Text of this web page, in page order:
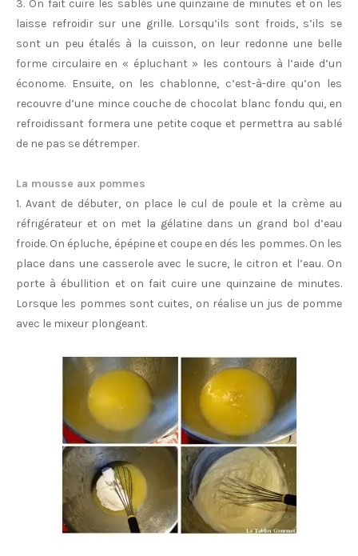
3. On fait cuire les sablés une quinzaine de minutes et on les
laisse refroidir sur une grille. Lorsqu’ils sont froids, s’ils se
sont un peu étalés à la cuisson, on leur redonne une belle
forme circulaire en « épluchant » les contours à l’aide d’un
économe. Ensuite, on les chablonne, c’est-à-dire qu’on les
recouvre d’une mince couche de chocolat blanc fondu qui, en
refroidissant formera une petite coque et permettra au sablé
de ne pas se détremper.
La mousse aux pommes
1. Avant de débuter, on place le cul de poule et la crème au
réfrigérateur et on met la gélatine dans un grand bol d’eau
froide. On épluche, épépine et coupe en dés les pommes. On les
place dans une casserole avec le sucre, le citron et l’eau. On
porte à ébullition et on fait cuire une quinzaine de minutes.
Lorsque les pommes sont cuites, on réalise un jus de pomme
avec le mixeur plongeant.